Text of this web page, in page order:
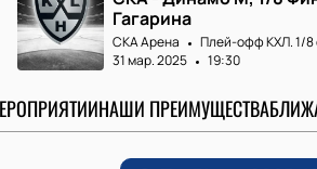
Гагарина
СКА Арена Плей-офф КХЛ. 1/8
31 мар. 2025
19:30
НАШИ ПРЕИМУЩЕСТВА